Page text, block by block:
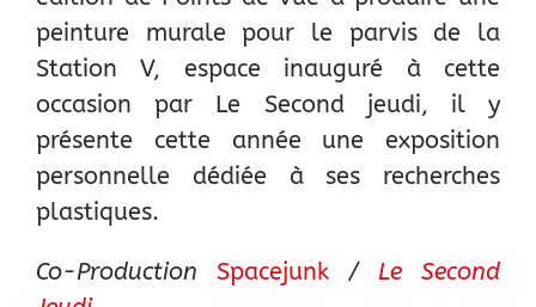
peinture murale pour le parvis de la
Station V, espace inauguré à cette
occasion par Le Second jeudi, il y
présente cette année une exposition
personnelle dédiée à ses recherches
plastiques.
Co-Production Spacejunk / Le Second